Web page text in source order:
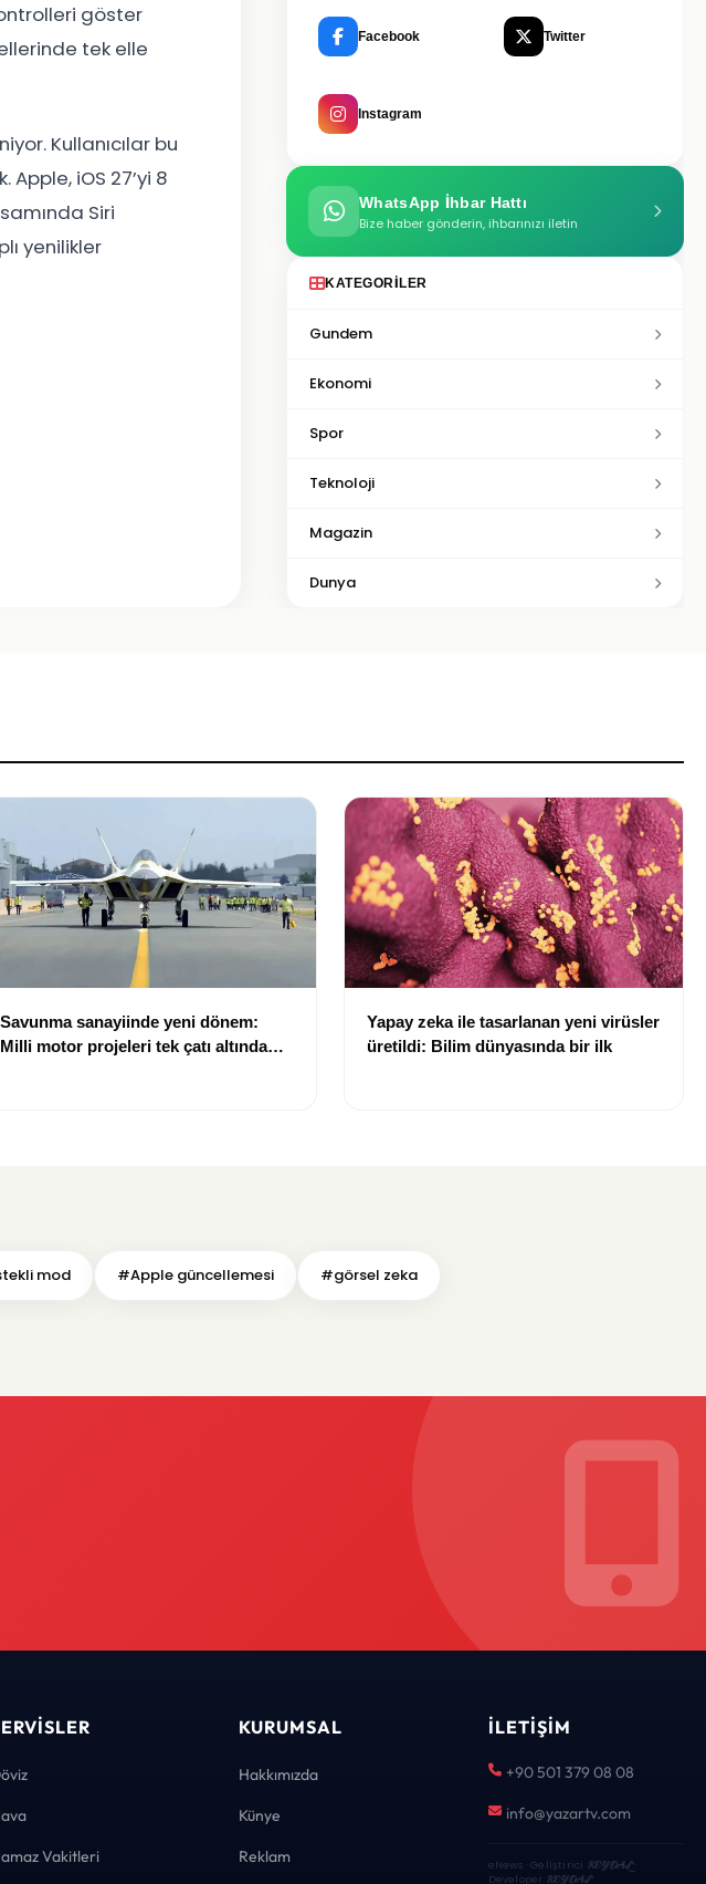
göster
tek elle
Kullanıcılar bu
iOS 27’yi 8
Siri
yenilikler
Facebook Twitter
Instagram
WhatsApp İhbar Hattı
Bize haber gönderin, ihbarınızı iletin
KATEGORILER
Gundem
Ekonomi
Spor
Teknoloji
Magazin
Dunya
Savunma sanayiinde yeni dönem:
Milli motor projeleri tek çatı altında
Yapay zeka ile tasarlanan yeni virüsler
üretildi: Bilim dünyasında bir ilk
mod #Apple güncellemesi #görsel zeka
Vakitleri
KURUMSAL
Hakkımızda
Künye
Reklam
İLETIŞIM
+90 501 379 08 08
info@yazartv.com
eNews · Geliştirici KEYDAL·
Developer KEYDAL